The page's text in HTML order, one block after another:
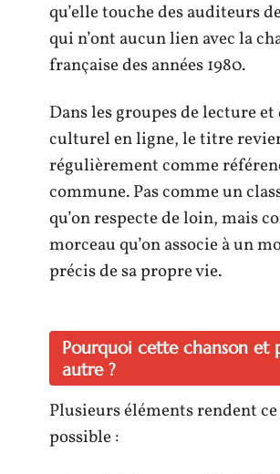
qu’elle touche des auditeurs
qui n’ont aucun lien avec la
française des années 1980.
Dans les groupes de lecture et
culturel en ligne, le titre
régulièrement comme
commune. Pas comme un
qu’on respecte de loin, mais
morceau qu’on associe à un
précis de sa propre vie.
Pourquoi cette chanson et
autre ?
Plusieurs éléments rendent
possible :